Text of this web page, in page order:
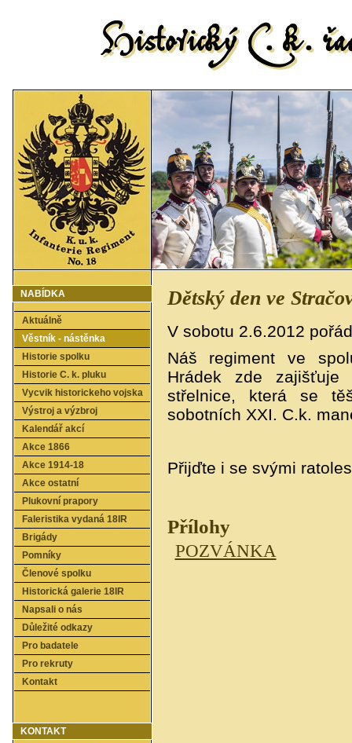
NABÍDKA
Aktuálně
Věstník - nástěnka
Historie spolku
Historie C. k. pluku
Vycvik historickeho vojska
Výstroj a výzbroj
Kalendář akcí
Akce 1866
Akce 1914-18
Akce ostatní
Plukovní prapory
Faleristika vydaná 18IR
Brigády
Pomníky
Členové spolku
Historická galerie 18IR
Napsali o nás
Důležité odkazy
Pro badatele
Pro rekruty
Kontakt
KONTAKT
Dětský den ve
V sobotu 2.6.2012
Náš regiment ve
Hrádek zde zajišťuje
střelnice, která se
sobotních XXI. C.k.
Přijďte i se svými
Přílohy
POZVÁNKA